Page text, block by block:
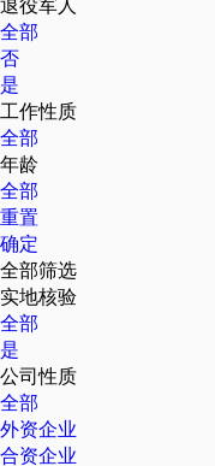
退役军人
全部
否
是
工作性质
全部
年龄
全部
重置
确定
全部筛选
实地核验
全部
是
公司性质
全部
外资企业
合资企业